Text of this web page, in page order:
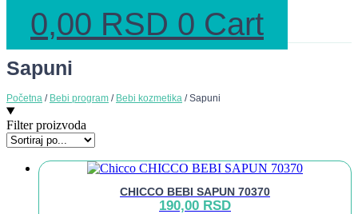
0,00 RSD 0 Cart
Sapuni
Početna / Bebi program / Bebi kozmetika / Sapuni
Filter proizvoda
CHICCO BEBI SAPUN 70370
190,00 RSD